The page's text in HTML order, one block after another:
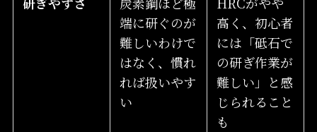
端に研ぐのが
難しいわけで
はなく、慣れ
れば扱いやす
い
高く、初心者
には「砥石で
の研ぎ作業が
難しい」と感
じられること
も